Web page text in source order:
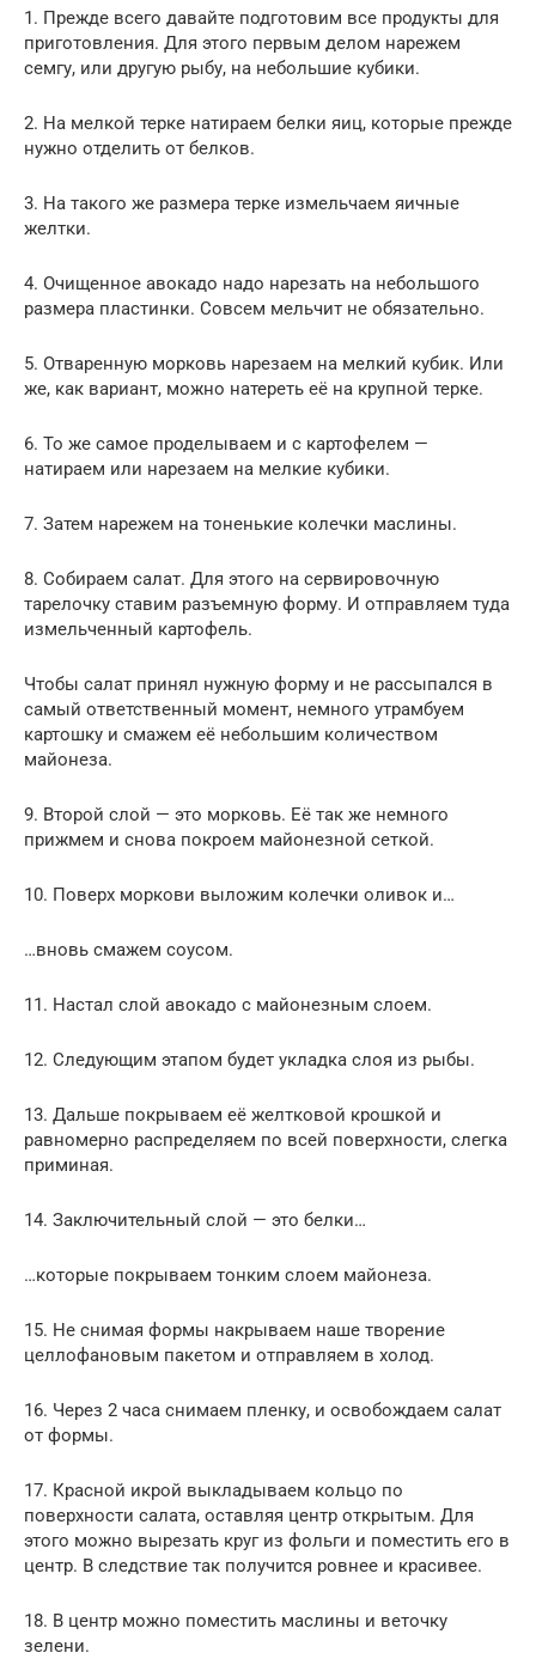
1. Прежде всего давайте подготовим все продукты для
приготовления. Для этого первым делом нарежем
семгу, или другую рыбу, на небольшие кубики.
2. На мелкой терке натираем белки яиц, которые прежде
нужно отделить от белков.
3. На такого же размера терке измельчаем яичные
желтки.
4. Очищенное авокадо надо нарезать на небольшого
размера пластинки. Совсем мельчит не обязательно.
5. Отваренную морковь нарезаем на мелкий кубик. Или
же, как вариант, можно натереть её на крупной терке.
6. То же самое проделываем и с картофелем —
натираем или нарезаем на мелкие кубики.
7. Затем нарежем на тоненькие колечки маслины.
8. Собираем салат. Для этого на сервировочную
тарелочку ставим разъемную форму. И отправляем туда
измельченный картофель.
Чтобы салат принял нужную форму и не рассыпался в
самый ответственный момент, немного утрамбуем
картошку и смажем её небольшим количеством
майонеза.
9. Второй слой — это морковь. Её так же немного
прижмем и снова покроем майонезной сеткой.
10. Поверх моркови выложим колечки оливок и…
…вновь смажем соусом.
11. Настал слой авокадо с майонезным слоем.
12. Следующим этапом будет укладка слоя из рыбы.
13. Дальше покрываем её желтковой крошкой и
равномерно распределяем по всей поверхности, слегка
приминая.
14. Заключительный слой — это белки…
…которые покрываем тонким слоем майонеза.
15. Не снимая формы накрываем наше творение
целлофановым пакетом и отправляем в холод.
16. Через 2 часа снимаем пленку, и освобождаем салат
от формы.
17. Красной икрой выкладываем кольцо по
поверхности салата, оставляя центр открытым. Для
этого можно вырезать круг из фольги и поместить его в
центр. В следствие так получится ровнее и красивее.
18. В центр можно поместить маслины и веточку
зелени.